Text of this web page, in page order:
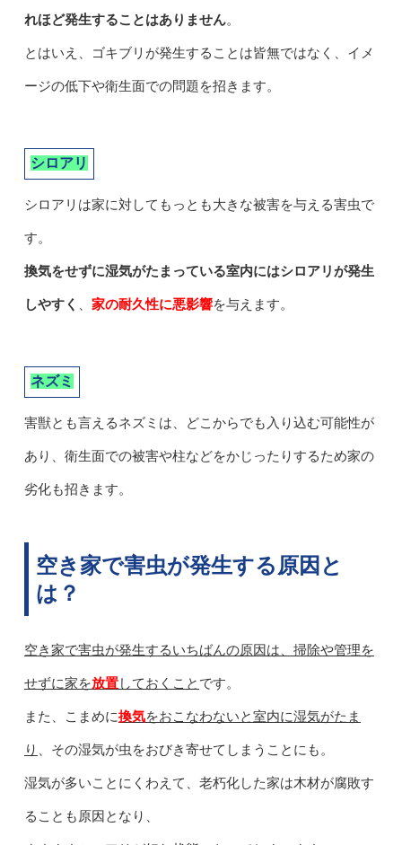
れほど発生することはありません。
とはいえ、ゴキブリが発生することは皆無ではなく、イメ
ージの低下や衛生面での問題を招きます。
シロアリ
シロアリは家に対してもっとも大きな被害を与える害虫で
す。
換気をせずに湿気がたまっている室内にはシロアリが発生
しやすく 、 家の耐久性に悪影響を与えます。
ネズミ
害獣とも言えるネズミは、どこからでも入り込む可能性が
あり、衛生面での被害や柱などをかじったりするため家の
劣化も招きます。
空き家で害虫が発生する原因と
は？
空き家で害虫が発生するいちばんの原因は、掃除や管理を
せずに家を放置しておくこと です。
また、こまめに換気をおこなわないと室内に湿気がたま
り 、その湿気が虫をおびき寄せてしまうことにも。
湿気が多いことにくわえて、老朽化した家は木材が腐敗す
ることも原因となり、